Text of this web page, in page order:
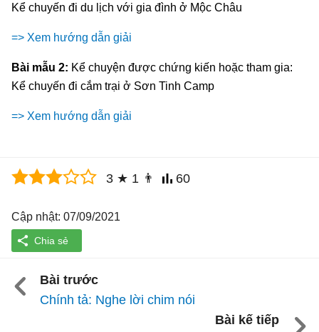
Kể chuyến đi du lịch với gia đình ở Mộc Châu
=> Xem hướng dẫn giải
Bài mẫu 2: Kể chuyện được chứng kiến hoặc tham gia:
Kể chuyến đi cắm trại ở Sơn Tinh Camp
=> Xem hướng dẫn giải
3 ★ 1 👨 60
Cập nhật: 07/09/2021
Bài trước
Chính tả: Nghe lời chim nói
Bài kế tiếp